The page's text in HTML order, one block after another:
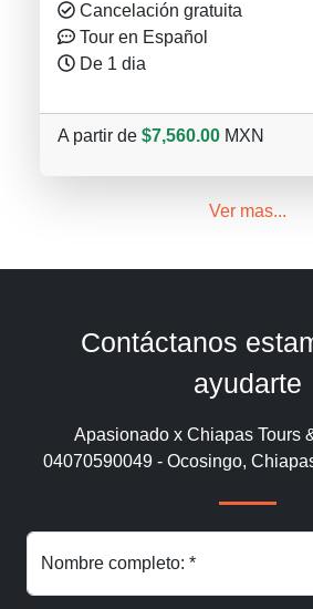
Cancelación gratuita
Tour en Español
De 1 dia
A partir de $7,560.00 MXN
Ver mas...
Contáctanos
ayudarte
Apasionado x Chiapas Tours
04070590049 - Ocosingo,
Nombre completo: *